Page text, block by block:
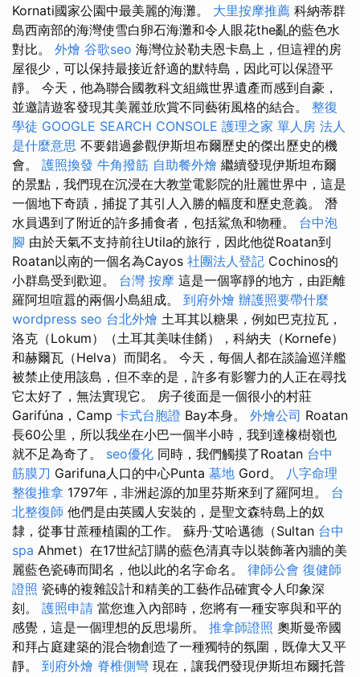
Kornati國家公園中最美麗的海灘。 大里按摩推薦 科納蒂群
島西南部的海灣使雪白卵石海灘和令人眼花the亂的藍色水
對比。 外燴 谷歌seo 海灣位於勒夫恩卡島上，但這裡的房
屋很少，可以保持最接近舒適的默特島，因此可以保證平
靜。 今天，他為聯合國教科文組織世界遺產而感到自豪，
並邀請遊客發現其美麗並欣賞不同藝術風格的結合。 整復
學徒 GOOGLE SEARCH CONSOLE 護理之家 單人房 法人
是什麼意思 不要錯過參觀伊斯坦布爾歷史的傑出歷史的機
會。 護照換發 牛角撥筋 自助餐外燴 繼續發現伊斯坦布爾
的景點，我們現在沉浸在大教堂電影院的壯麗世界中，這是
一個地下奇蹟，捕捉了其引人入勝的幅度和歷史意義。 潛
水員遇到了附近的許多捕食者，包括鯊魚和物種。 台中泡
腳 由於天氣不支持前往Utila的旅行，因此他從Roatan到
Roatan以南的一個名為Cayos 社團法人登記 Cochinos的
小群島受到歡迎。 台灣 按摩 這是一個寧靜的地方，由距離
羅阿坦喧囂的兩個小島組成。 到府外燴 辦護照要帶什麼
wordpress seo 台北外燴 土耳其以糖果，例如巴克拉瓦，
洛克（Lokum）（土耳其美味佳餚），科納夫（Kornefe）
和赫爾瓦（Helva）而聞名。 今天，每個人都在談論巡洋艦
被禁止使用該島，但不幸的是，許多有影響力的人正在尋找
它太好了，無法實現它。 房子後面是一個很小的村莊
Garifúna，Camp 卡式台胞證 Bay本身。 外燴公司 Roatan
長60公里，所以我坐在小巴一個半小時，我到達橡樹嶺也
就不足為奇了。 seo優化 同時，我們觸摸了Roatan 台中
筋膜刀 Garifuna人口的中心Punta 墓地 Gord。 八字命理
整復推拿 1797年，非洲起源的加里芬斯來到了羅阿坦。 台
北整復師 他們是由英國人安裝的，是聖文森特島上的奴
隸，從事甘蔗種植園的工作。 蘇丹·艾哈邁德（Sultan 台中
spa Ahmet）在17世紀訂購的藍色清真寺以裝飾著內牆的美
麗藍色瓷磚而聞名，他以此的名字命名。 律師公會 復健師
證照 瓷磚的複雜設計和精美的工藝作品確實令人印象深
刻。 護照申請 當您進入內部時，您將有一種安寧與和平的
感覺，這是一個理想的反思場所。 推拿師證照 奧斯曼帝國
和拜占庭建築的混合物創造了一種獨特的氛圍，既偉大又平
靜。 到府外燴 脊椎側彎 現在，讓我們發現伊斯坦布爾托普